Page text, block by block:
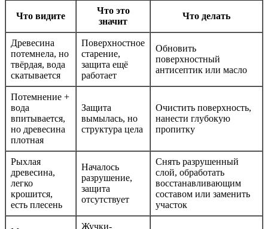
Что видите
Что это
значит
Что делать
Древесина
потемнела, но
твёрдая, вода
скатывается
Поверхностное
старение,
защита ещё
работает
Обновить
поверхностный
антисептик или масло
Потемнение +
вода
впитывается,
но древесина
плотная
Защита
вымылась, но
структура цела
Очистить поверхность,
нанести глубокую
пропитку
Рыхлая
древесина,
легко
крошится,
есть плесень
Началось
разрушение,
защита
отсутствует
Снять разрушенный
слой, обработать
восстанавливающим
составом или заменить
участок
Жучки-